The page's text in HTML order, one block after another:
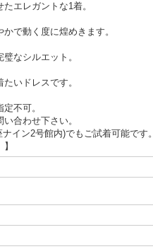
エレガントな1着。
で動く度に煌めきます。
なシルエット。
いドレスです。
不可。
合わせ下さい。
イン2号館内)でもご試着可能です。